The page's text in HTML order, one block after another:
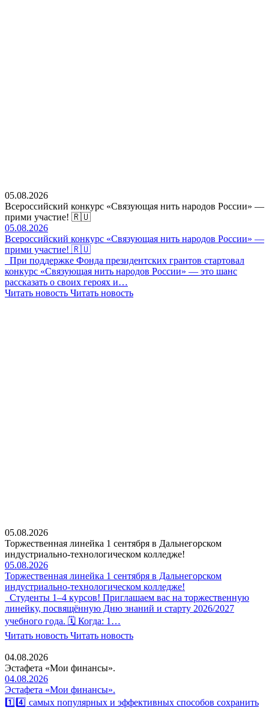
05.08.2026
Всероссийский конкурс «Связующая нить народов России» —
прими участие! 🇷🇺
05.08.2026
Всероссийский конкурс «Связующая нить народов России» —
прими участие! 🇷🇺
При поддержке Фонда президентских грантов стартовал
конкурс «Связующая нить народов России» — это шанс
рассказать о своих героях и…
Читать новость Читать новость
05.08.2026
Торжественная линейка 1 сентября в Дальнегорском
индустриально-технологическом колледже!
05.08.2026
Торжественная линейка 1 сентября в Дальнегорском
индустриально-технологическом колледже!
Студенты 1–4 курсов! Приглашаем вас на торжественную
линейку, посвящённую Дню знаний и старту 2026/2027
учебного года. 🗓 Когда: 1…
Читать новость Читать новость
04.08.2026
Эстафета «Мои финансы».
04.08.2026
Эстафета «Мои финансы».
1️⃣4️⃣ самых популярных и эффективных способов сохранить